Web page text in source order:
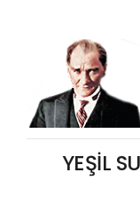
YEŞİL